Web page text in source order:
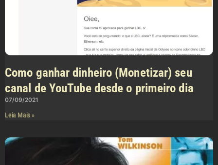
Como ganhar dinheiro (Monetizar) seu
canal de YouTube desde o primeiro dia
07/09/2021
Leia Mais »